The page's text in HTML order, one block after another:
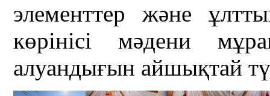
элементтер және
көрінісі мәдени
алуандығын айшықтай